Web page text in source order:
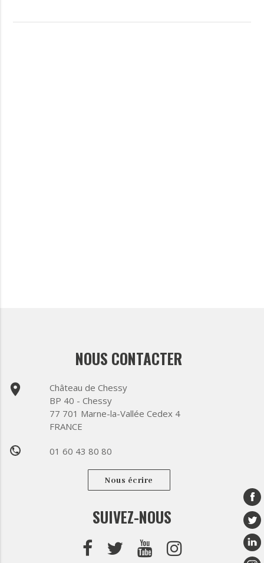
NOUS CONTACTER
place
Château de Chessy
BP 40 - Chessy
77 701 Marne-la-Vallée Cedex 4
FRANCE
phone 01 60 43 80 80
Nous écrire
SUIVEZ-NOUS